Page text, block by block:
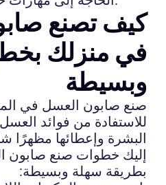
كيف تصنع
في منزلك
وبسيطة
صنع صابون العسل في
للاستفادة من فوائد
البشرة وإعطائها مظهرًا
إليك خطوات صنع صابون
بطريقة سهلة وبسيطة: